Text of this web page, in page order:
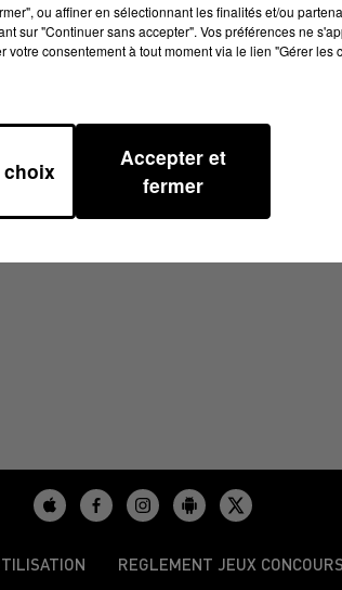
REGLEMENT JEUX CONCOURS
ou affiner en sélectionnant les finalités et/ou
sur "Continuer sans accepter". Vos préférences ne
votre consentement à tout moment via le lien "Gérer les
choix
Accepter et
fermer